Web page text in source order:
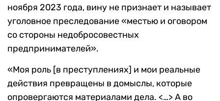
ноября 2023 года, вину не признает и называет
уголовное преследование «местью и оговором
со стороны недобросовестных
предпринимателей».
«Моя роль [в преступлениях] и мои реальные
действия превращены в домыслы, которые
опровергаются материалами дела. <…> А во